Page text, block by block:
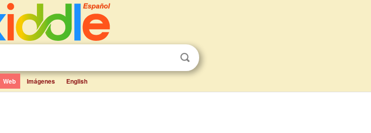
Web Imágenes English